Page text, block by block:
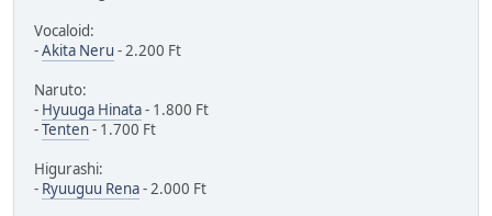
Vocaloid:
-Akita Neru - 2.200 Ft
Naruto:
- Hyuuga Hinata- 1.800 Ft
-Tenten- 1.700 Ft
Higurashi:
- Ryuuguu Rena- 2.000 Ft